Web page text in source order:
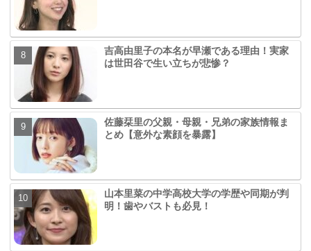
吉高由里子の本名が早瀬である理由！実家
は世田谷で生い立ちが悲惨？
佐藤栞里の父親・母親・兄弟の家族情報ま
とめ【意外な素顔を暴露】
山本里菜の中学高校大学の学歴や同期が判
明！歯やバストも必見！